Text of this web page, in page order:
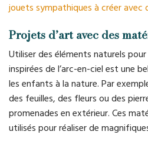
jouets sympathiques à créer avec
Projets d’art avec des
Utiliser des éléments naturels
inspirées de l’arc-en-ciel est une
les enfants à la nature. Par
des feuilles, des fleurs ou des
promenades en extérieur. Ces
utilisés pour réaliser de